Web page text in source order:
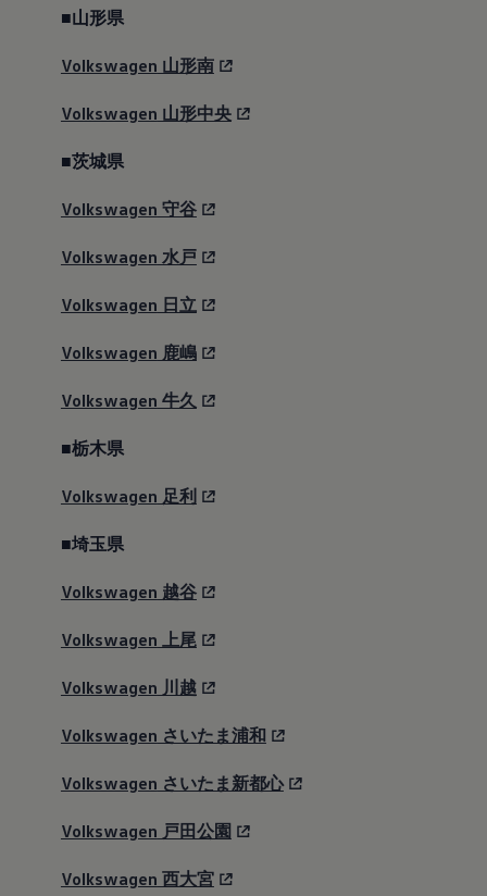
キャンペーン/ファイナンスプログラム
フォルクスワーゲンについて
会社概要
倫理・リスク管理・コンプライアンス
プレスリリース
2024
2022
2021
2019
2017
2016
リコール関連情報
■山形県
Volkswagen 山形南
Volkswagen 山形中央
■茨城県
Volkswagen 守谷
Volkswagen 水戸
Volkswagen 日立
Volkswagen 鹿嶋
Volkswagen 牛久
■栃木県
Volkswagen 足利
■埼玉県
Volkswagen 越谷
Volkswagen 上尾
Volkswagen 川越
Volkswagen さいたま浦和
Volkswagen さいたま新都心
Volkswagen 戸田公園
Volkswagen 西大宮